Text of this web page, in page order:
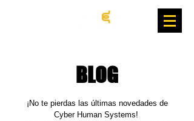
BLOG
¡No te pierdas las últimas novedades de
Cyber Human Systems!